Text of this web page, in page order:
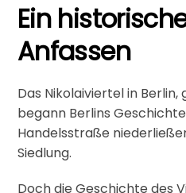
Ein
Anfassen
Das Nikolaiviertel in
begann Berlins
Handelsstraße
Siedlung.
Doch die Geschichte des